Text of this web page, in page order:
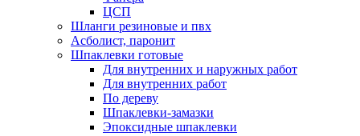
ЦСП
Шланги резиновые и пвх
Асболист, паронит
Шпаклевки готовые
Для внутренних и наружных работ
Для внутренних работ
По дереву
Шпаклевки-замазки
Эпоксидные шпаклевки